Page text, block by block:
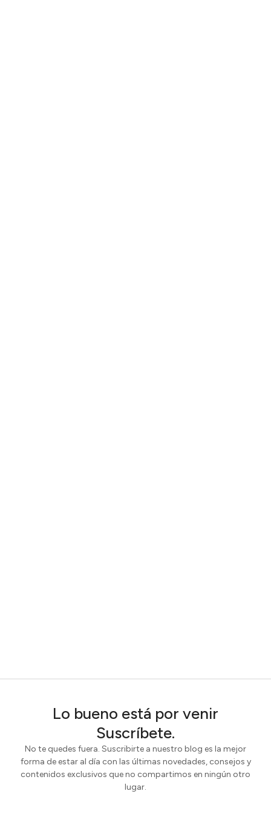
Lo bueno está por venir
Suscríbete.
No te quedes fuera. Suscribirte a nuestro blog es la mejor
forma de estar al día con las últimas novedades, consejos y
contenidos exclusivos que no compartimos en ningún otro
lugar.